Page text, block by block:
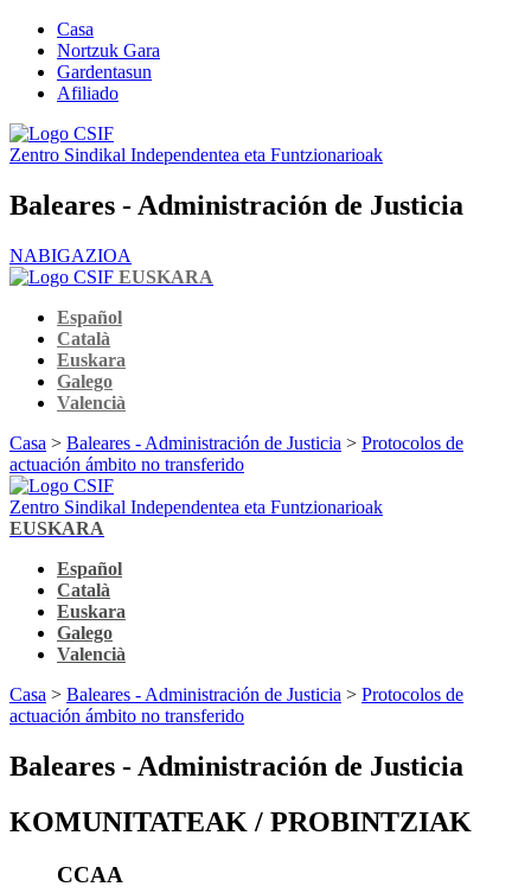
Casa
Nortzuk Gara
Gardentasun
Afiliado
Zentro Sindikal Independentea eta Funtzionarioak
Baleares - Administración de Justicia
NABIGAZIOA
EUSKARA
Español
Català
Euskara
Galego
Valencià
Casa > Baleares - Administración de Justicia > Protocolos de
actuación ámbito no transferido
Zentro Sindikal Independentea eta Funtzionarioak
EUSKARA
Español
Català
Euskara
Galego
Valencià
Casa > Baleares - Administración de Justicia > Protocolos de
actuación ámbito no transferido
Baleares - Administración de Justicia
KOMUNITATEAK / PROBINTZIAK
CCAA